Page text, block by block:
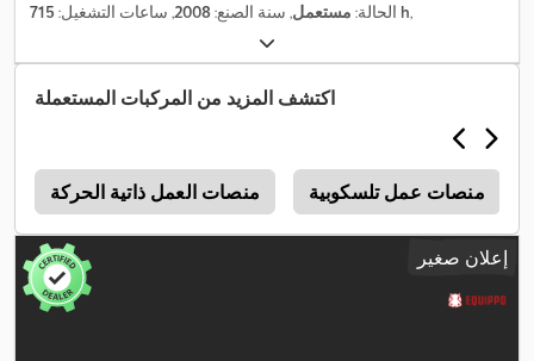
الحالة: مستعمل, سنة الصنع:2008, ساعات التشغيل: 715 h,
اكتشف المزيد من المركبات المستعملة
منصات العمل ذاتية الحركة منصات عمل تلسكوبية
إعلان صغير